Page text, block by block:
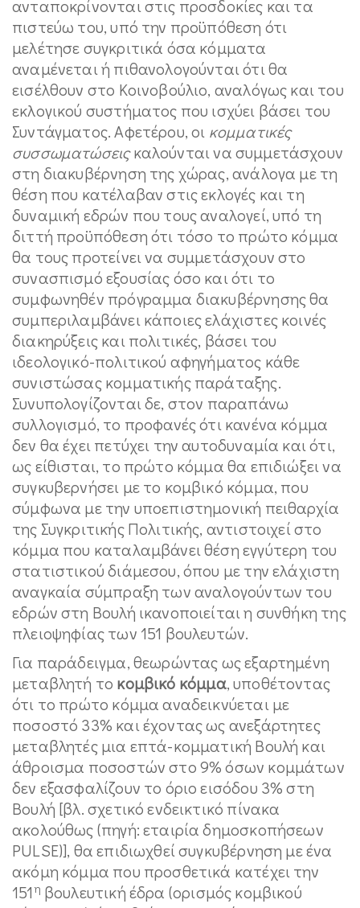
ανταποκρίνονται στις προσδοκίες και τα
πιστεύω του, υπό την προϋπόθεση ότι
μελέτησε συγκριτικά όσα κόμματα
αναμένεται ή πιθανολογούνται ότι θα
εισέλθουν στο Κοινοβούλιο, αναλόγως και του
εκλογικού συστήματος που ισχύει βάσει του
Συντάγματος. Αφετέρου, οι κομματικές
συσσωματώσειςκαλούνται να συμμετάσχουν
στη διακυβέρνηση της χώρας, ανάλογα με τη
θέση που κατέλαβαν στις εκλογές και τη
δυναμική εδρών που τους αναλογεί, υπό τη
διττή προϋπόθεση ότι τόσο το πρώτο κόμμα
θα τους προτείνει να συμμετάσχουν στο
συνασπισμό εξουσίας όσο και ότι το
συμφωνηθέν πρόγραμμα διακυβέρνησης θα
συμπεριλαμβάνει κάποιες ελάχιστες κοινές
διακηρύξεις και πολιτικές, βάσει του
ιδεολογικό-πολιτικού αφηγήματος κάθε
συνιστώσας κομματικής παράταξης.
Συνυπολογίζονται δε, στον παραπάνω
συλλογισμό, το προφανές ότι κανένα κόμμα
δεν θα έχει πετύχει την αυτοδυναμία και ότι,
ως είθισται, το πρώτο κόμμα θα επιδιώξει να
συγκυβερνήσει με το κομβικό κόμμα, που
σύμφωνα με την υποεπιστημονική πειθαρχία
της Συγκριτικής Πολιτικής, αντιστοιχεί στο
κόμμα που καταλαμβάνει θέση εγγύτερη του
στατιστικού διάμεσου, όπου με την ελάχιστη
αναγκαία σύμπραξη των αναλογούντων του
εδρών στη Βουλή ικανοποιείται η συνθήκη της
πλειοψηφίας των 151 βουλευτών.
Για παράδειγμα, θεωρώντας ως εξαρτημένη
μεταβλητή το κομβικό κόμμα, υποθέτοντας
ότι το πρώτο κόμμα αναδεικνύεται με
ποσοστό 33% και έχοντας ως ανεξάρτητες
μεταβλητές μια επτά-κομματική Βουλή και
άθροισμα ποσοστών στο 9% όσων κομμάτων
δεν εξασφαλίζουν το όριο εισόδου 3% στη
Βουλή [βλ. σχετικό ενδεικτικό πίνακα
ακολούθως (πηγή: εταιρία δημοσκοπήσεων
PULSE)], θα επιδιωχθεί συγκυβέρνηση με ένα
ακόμη κόμμα που προσθετικά κατέχει την
151 η βουλευτική έδρα (ορισμός κομβικού